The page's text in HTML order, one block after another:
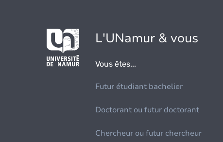
L'UNamur & vous
Vous êtes...
Futur étudiant bachelier
Doctorant ou futur doctorant
Chercheur ou futur chercheur